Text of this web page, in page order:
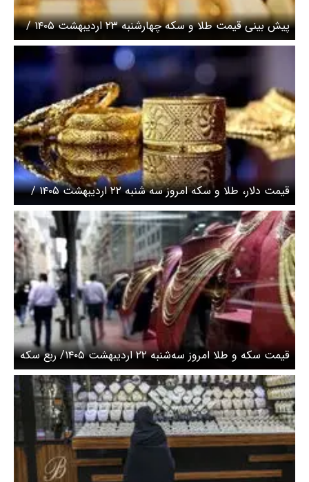
پیش بینی قیمت طلا و سکه چهارشنبه ۲۳ اردیبهشت ۱۴۰۵ /
بازار طلا در سراشیبی
قیمت دلار، طلا و سکه امروز سه شنبه ۲۲ اردیبهشت ۱۴۰۵ /
سکه امامی ۱۹۸ میلیونی شد
قیمت سکه و طلا امروز سه‌شنبه ۲۲ اردیبهشت ۱۴۰۵/ ربع سکه
امروز چند؟ + جدول